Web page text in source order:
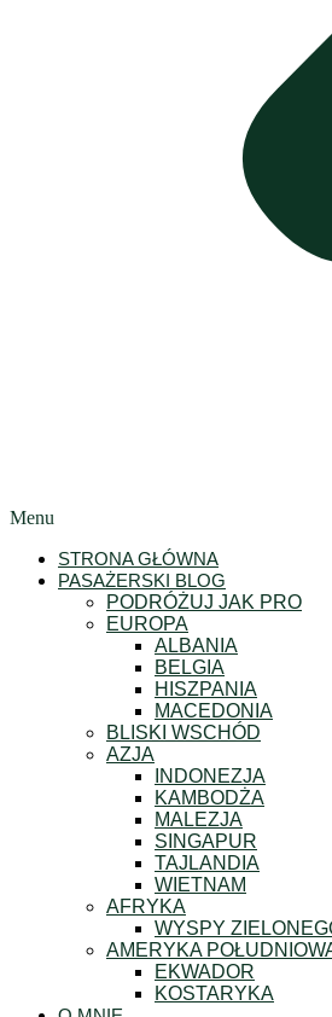
Menu
STRONA GŁÓWNA
PASAŻERSKI BLOG
PODRÓŻUJ JAK PRO
EUROPA
ALBANIA
BELGIA
HISZPANIA
MACEDONIA
BLISKI WSCHÓD
AZJA
INDONEZJA
KAMBODŻA
MALEZJA
SINGAPUR
TAJLANDIA
WIETNAM
AFRYKA
WYSPY
AMERYKA
EKWADOR
KOSTARYKA